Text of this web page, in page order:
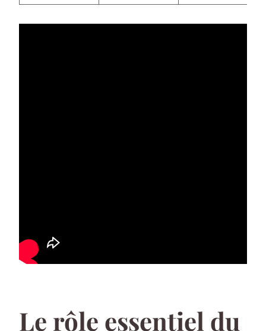
Le rôle essentiel du